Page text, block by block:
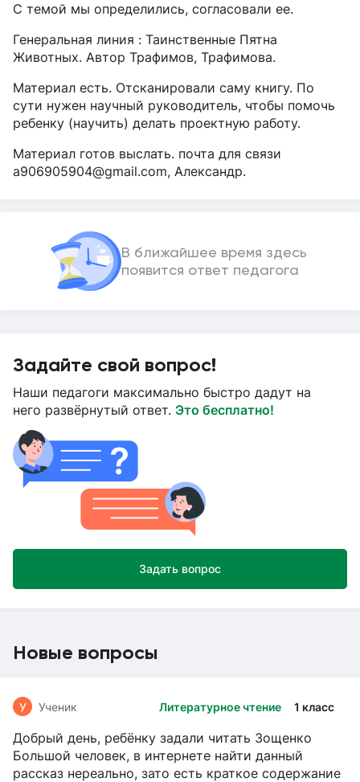
С темой мы определились, согласовали ее.
Генеральная линия : Таинственные Пятна
Животных. Автор Трафимов, Трафимова.
Материал есть. Отсканировали саму книгу. По
сути нужен научный руководитель, чтобы помочь
ребенку (научить) делать проектную работу.
Материал готов выслать. почта для связи
a906905904@gmail.com, Александр.
В ближайшее время здесь
появится ответ педагога
Задайте свой вопрос!
Наши педагоги максимально быстро дадут на
него развёрнутый ответ. Это бесплатно!
Задать вопрос
Новые вопросы
Литературное чтение 1 класс
У Ученик
Добрый день, ребёнку задали читать Зощенко
Большой человек, в интернете найти данный
рассказ нереально, зато есть краткое содержание